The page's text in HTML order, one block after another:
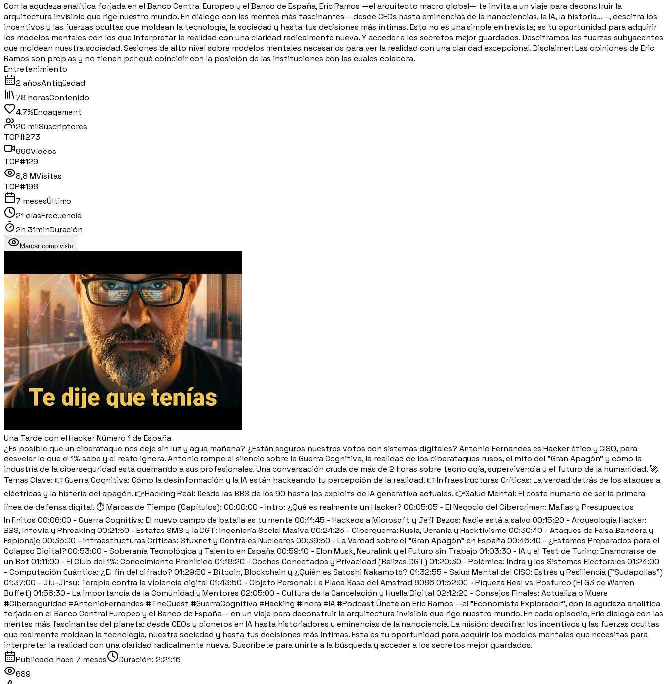
Con la agudeza analítica forjada en el Banco Central Europeo y el Banco de España, Eric Ramos —el arquitecto macro global— te invita a un viaje para deconstruir la
arquitectura invisible que rige nuestro mundo. En diálogo con las mentes más fascinantes —desde CEOs hasta eminencias de la nanociencias, la IA, la historia...—, descifra los
incentivos y las fuerzas ocultas que moldean la tecnología, la sociedad y hasta tus decisiones más íntimas. Esto no es una simple entrevista; es tu oportunidad para adquirir
los modelos mentales con los que interpretar la realidad con una claridad radicalmente nueva. Y acceder a los secretos mejor guardados. Desciframos las fuerzas subyacentes
que moldean nuestra sociedad. Sesiones de alto nivel sobre modelos mentales necesarios para ver la realidad con una claridad excepcional. Disclaimer: Las opiniones de Eric
Ramos son propias y no tienen por qué coincidir con la posición de las instituciones con las cuales colabora.
Entretenimiento
2 añosAntigüedad
78 horasContenido
4.7%Engagement
20 milSuscriptores
TOP#273
990Vídeos
TOP#129
8,8 MVisitas
TOP#198
7 mesesÚltimo
21 díasFrecuencia
2h 31minDuración
Marcar como visto
Una Tarde con el Hacker Número 1 de España
¿Es posible que un ciberataque nos deje sin luz y agua mañana? ¿Están seguros nuestros votos con sistemas digitales? Antonio Fernandes es Hacker ético y CISO, para
desvelar lo que el 1% sabe y el resto ignora. Antonio rompe el silencio sobre la Guerra Cognitiva, la realidad de los ciberataques rusos, el mito del "Gran Apagón" y cómo la
industria de la ciberseguridad está quemando a sus profesionales. Una conversación cruda de más de 2 horas sobre tecnología, supervivencia y el futuro de la humanidad. 🚀
Temas Clave: 👉Guerra Cognitiva: Cómo la desinformación y la IA están hackeando tu percepción de la realidad. 👉Infraestructuras Críticas: La verdad detrás de los ataques a
eléctricas y la histeria del apagón. 👉Hacking Real: Desde las BBS de los 90 hasta los exploits de IA generativa actuales. 👉Salud Mental: El coste humano de ser la primera
línea de defensa digital. ⏱️ Marcas de Tiempo (Capítulos): 00:00:00 - Intro: ¿Qué es realmente un Hacker? 00:05:05 - El Negocio del Cibercrimen: Mafias y Presupuestos
Infinitos 00:06:00 - Guerra Cognitiva: El nuevo campo de batalla es tu mente 00:11:45 - Hackeos a Microsoft y Jeff Bezos: Nadie está a salvo 00:15:20 - Arqueología Hacker:
BBS, Infovía y Phreaking 00:21:50 - Estafas SMS y la DGT: Ingeniería Social Masiva 00:24:25 - Ciberguerra: Rusia, Ucrania y Hacktivismo 00:30:40 - Ataques de Falsa Bandera y
Espionaje 00:35:00 - Infraestructuras Críticas: Stuxnet y Centrales Nucleares 00:39:50 - La Verdad sobre el "Gran Apagón" en España 00:46:40 - ¿Estamos Preparados para el
Colapso Digital? 00:53:00 - Soberanía Tecnológica y Talento en España 00:59:10 - Elon Musk, Neuralink y el Futuro sin Trabajo 01:03:30 - IA y el Test de Turing: Enamorarse de
un Bot 01:11:00 - El Club del 1%: Conocimiento Prohibido 01:18:20 - Coches Conectados y Privacidad (Balizas DGT) 01:20:30 - Polémica: Indra y los Sistemas Electorales 01:24:00
- Computación Cuántica: ¿El fin del cifrado? 01:29:50 - Bitcoin, Blockchain y ¿Quién es Satoshi Nakamoto? 01:32:55 - Salud Mental del CISO: Estrés y Resiliencia ("Sudapollas")
01:37:00 - Jiu-Jitsu: Terapia contra la violencia digital 01:43:50 - Objeto Personal: La Placa Base del Amstrad 8086 01:52:00 - Riqueza Real vs. Postureo (El G3 de Warren
Buffet) 01:58:30 - La importancia de la Comunidad y Mentores 02:05:00 - Cultura de la Cancelación y Huella Digital 02:12:20 - Consejos Finales: Actualiza o Muere
#Ciberseguridad #AntonioFernandes #TheQuest #GuerraCognitiva #Hacking #Indra #IA #Podcast Únete an Eric Ramos —el "Economista Explorador", con la agudeza analítica
forjada en el Banco Central Europeo y el Banco de España— en un viaje para deconstruir la arquitectura invisible que rige nuestro mundo. En cada episodio, Eric dialoga con las
mentes más fascinantes del planeta: desde CEOs y pioneros en IA hasta historiadores y eminencias de la nanociencia. La misión: descifrar los incentivos y las fuerzas ocultas
que realmente moldean la tecnología, nuestra sociedad y hasta tus decisiones más íntimas. Esta es tu oportunidad para adquirir los modelos mentales que necesitas para
interpretar la realidad con una claridad radicalmente nueva. Suscríbete para unirte a la búsqueda y acceder a los secretos mejor guardados.
Publicado hace 7 meses Duración: 2:21:16
689